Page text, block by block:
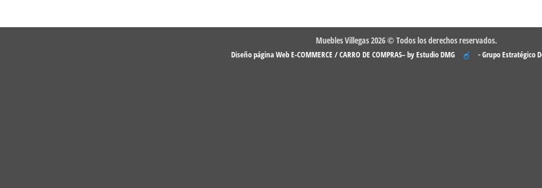
Muebles Villegas 2026 © Todos los derechos reservados.
Diseño página Web E-COMMERCE / CARRO DE COMPRAS– by Estudio DMG -Grupo Estratégico